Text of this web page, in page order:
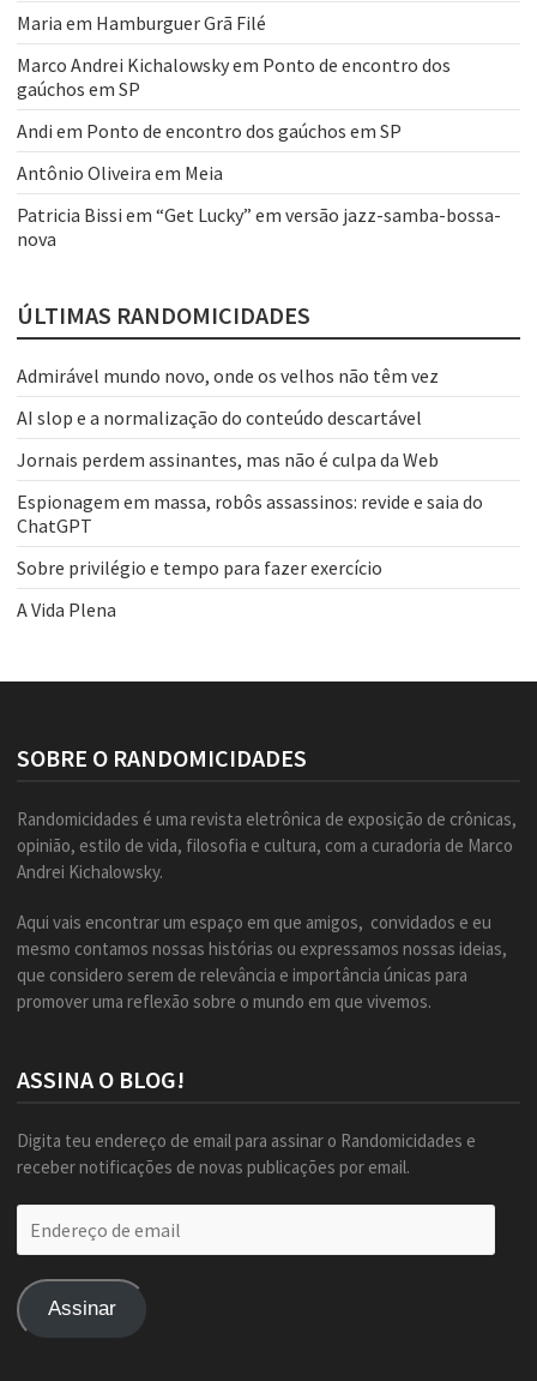
Maria em Hamburguer Grã Filé
Marco Andrei Kichalowskyem Ponto de encontro dos
gaúchos em SP
Andi em Ponto de encontro dos gaúchos em SP
Antônio Oliveira em Meia
Patricia Bissi em “Get Lucky” em versão jazz-samba-bossa-
nova
ÚLTIMAS RANDOMICIDADES
Admirável mundo novo, onde os velhos não têm vez
AI slop e a normalização do conteúdo descartável
Jornais perdem assinantes, mas não é culpa da Web
Espionagem em massa, robôs assassinos: revide e saia do
ChatGPT
Sobre privilégio e tempo para fazer exercício
A Vida Plena
SOBRE O RANDOMICIDADES
Randomicidades é uma revista eletrônica de exposição de crônicas,
opinião, estilo de vida, filosofia e cultura, com a curadoria de Marco
Andrei Kichalowsky.
Aqui vais encontrar um espaço em que amigos, convidados e eu
mesmo contamos nossas histórias ou expressamos nossas ideias,
que considero serem de relevância e importância únicas para
promover uma reflexão sobre o mundo em que vivemos.
ASSINA O BLOG!
Digita teu endereço de email para assinar o Randomicidades e
receber notificações de novas publicações por email.
de
Assinar